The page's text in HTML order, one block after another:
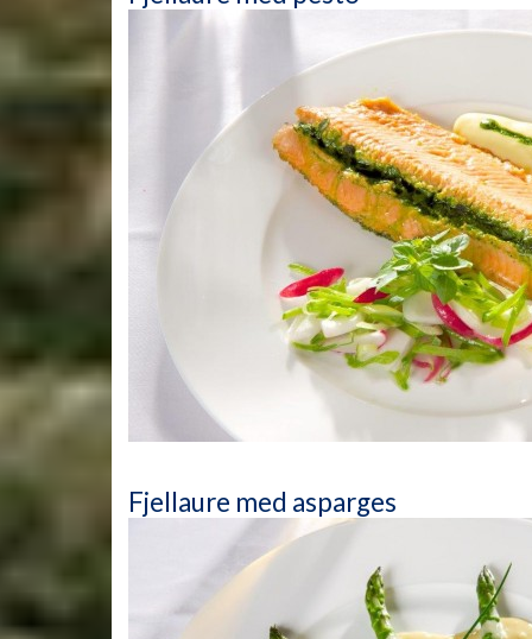
Fjellaure med asparges